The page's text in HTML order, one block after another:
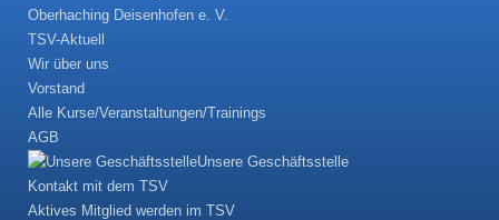
Oberhaching Deisenhofen e. V.
TSV-Aktuell
Wir über uns
Vorstand
Alle Kurse/Veranstaltungen/Trainings
AGB
Unsere Geschäftsstelle
Kontakt mit dem TSV
Aktives Mitglied werden im TSV